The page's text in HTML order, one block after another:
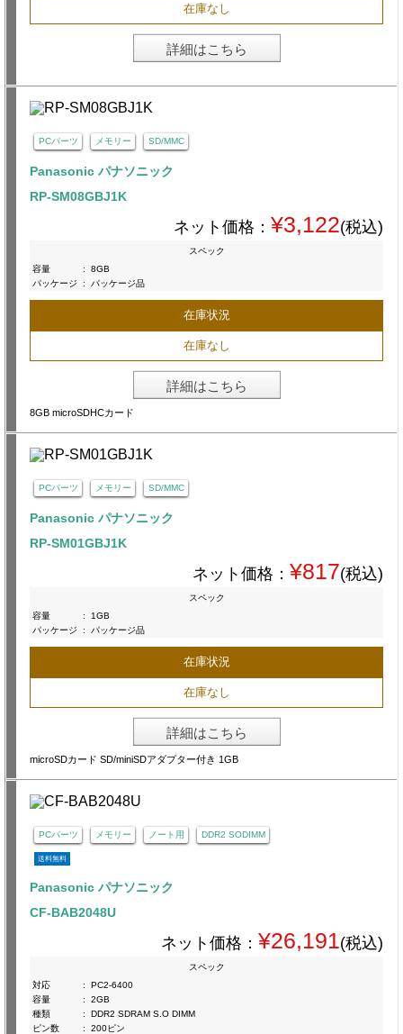
在庫なし
詳細はこちら
PCパーツ メモリー SD/MMC
Panasonic パナソニック
RP-SM08GBJ1K
ネット価格： ¥3,122(税込)
スペック
容量
:
8GB
パッケージ
: パッケージ品
在庫状況
在庫なし
詳細はこちら
8GB microSDHCカード
PCパーツ メモリー SD/MMC
Panasonic パナソニック
RP-SM01GBJ1K
ネット価格： ¥817(税込)
スペック
容量
:
1GB
パッケージ
: パッケージ品
在庫状況
在庫なし
詳細はこちら
microSDカード SD/miniSDアダプター付き 1GB
PCパーツ メモリー ノート用 DDR2 SODIMM
送料無料
Panasonic パナソニック
CF-BAB2048U
ネット価格： ¥26,191 (税込)
スペック
対応
:
PC2-6400
容量
:
2GB
種類
:
DDR2 SDRAM S.O DIMM
ピン数
:
200ピン